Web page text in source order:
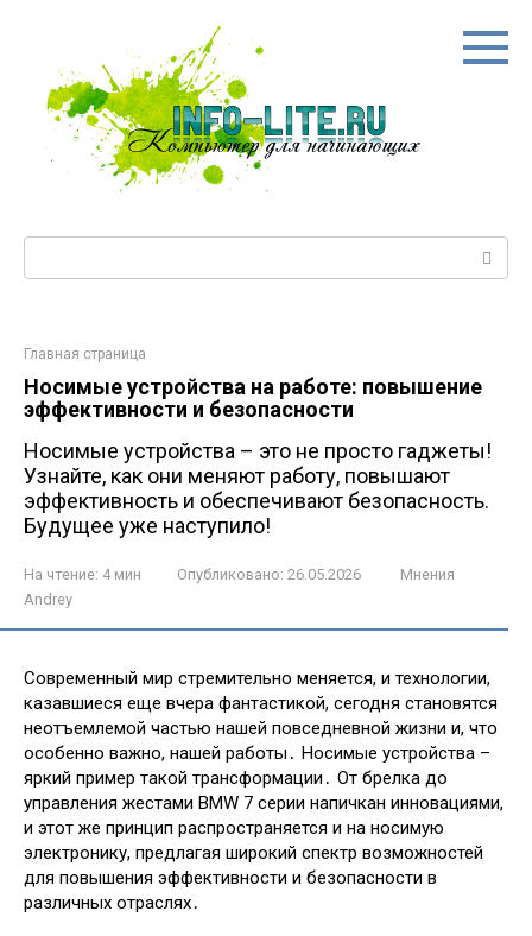
Главная страница
Носимые устройства на работе: повышение
эффективности и безопасности
Носимые устройства – это не просто гаджеты!
Узнайте, как они меняют работу, повышают
эффективность и обеспечивают безопасность.
Будущее уже наступило!
На чтение: 4 мин Опубликовано: 26.05.2026
Мнения
Andrey
Современный мир стремительно меняется, и технологии,
казавшиеся еще вчера фантастикой, сегодня становятся
неотъемлемой частью нашей повседневной жизни и, что
особенно важно, нашей работы․ Носимые устройства –
яркий пример такой трансформации․ От брелка до
управления жестами BMW 7 серии напичкан инновациями,
и этот же принцип распространяется и на носимую
электронику, предлагая широкий спектр возможностей
для повышения эффективности и безопасности в
различных отраслях․